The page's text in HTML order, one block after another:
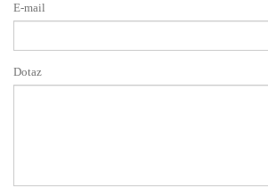
E-mail
Dotaz